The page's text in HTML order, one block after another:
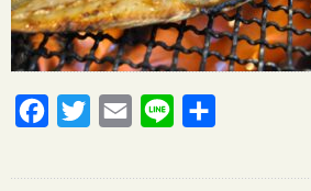
FacebookTwitter Email Line